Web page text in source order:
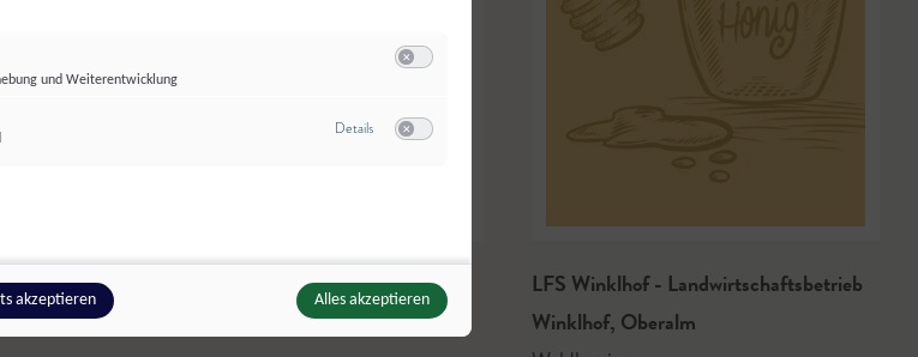
Bioimkerei Doppler,Seekirchen
LFS Winklhof - Landwirtschaftsbetrieb
Winklhof, Oberalm
und Weiterentwicklung
Detailszu Meta Pixel
akzeptieren Alles akzeptieren